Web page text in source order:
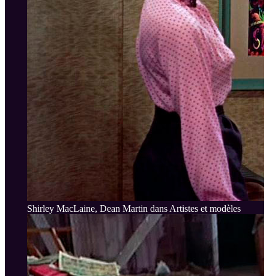
Shirley MacLaine, Dean Martin dans Artistes et modèles